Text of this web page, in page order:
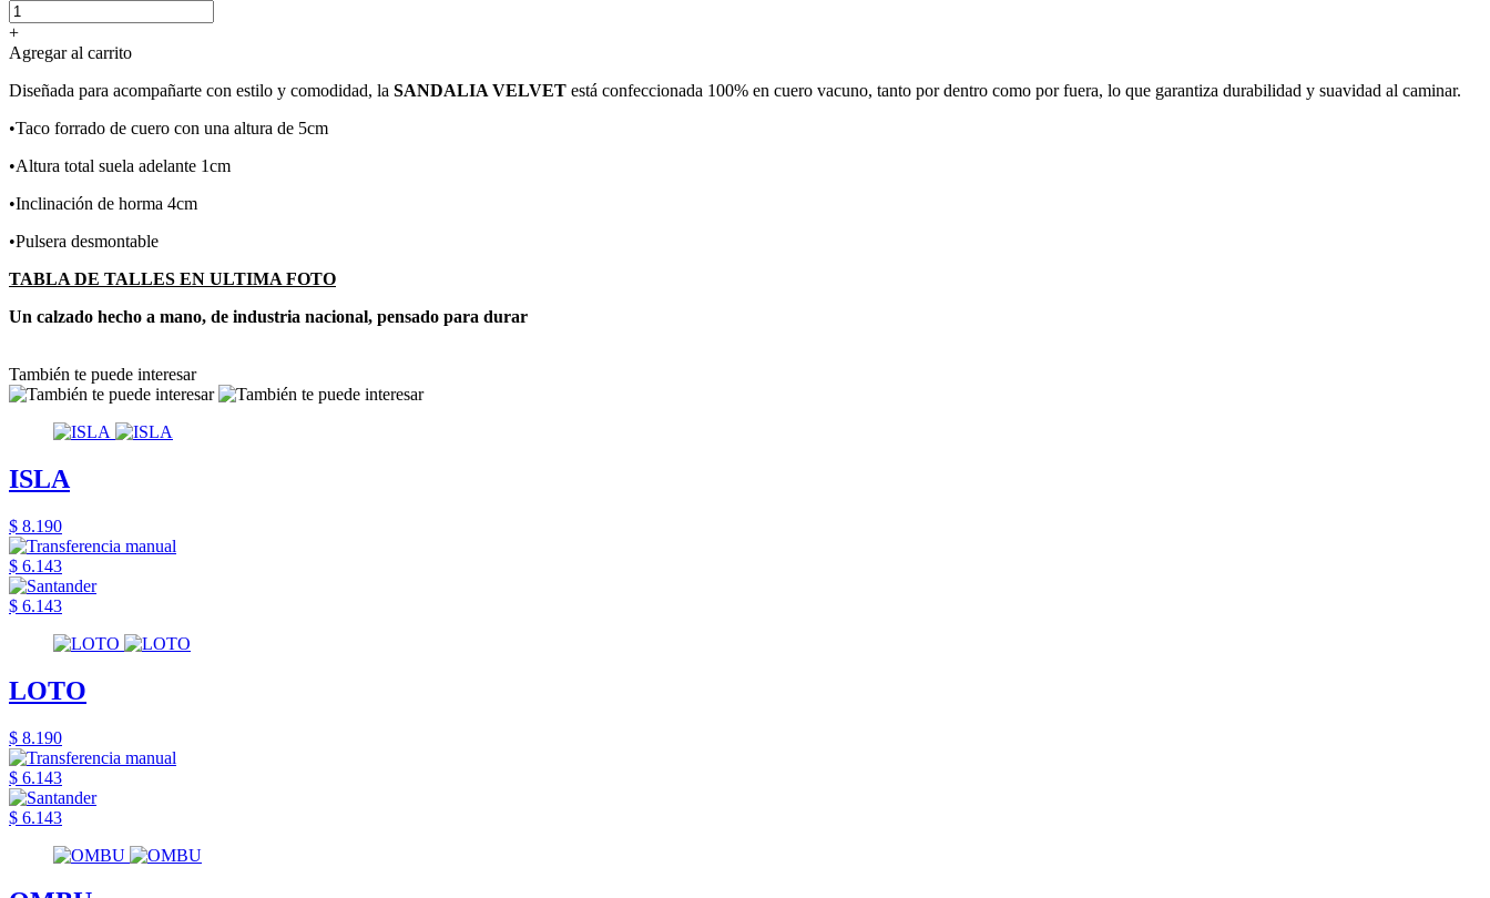
+
Agregar al carrito
Diseñada para acompañarte con estilo y comodidad, la SANDALIA VELVET está confeccionada 100% en cuero vacuno, tanto por dentro como por fuera, lo que garantiza durabilidad y suavidad al caminar.
•Taco forrado de cuero con una altura de 5cm
•Altura total suela adelante 1cm
•Inclinación de horma 4cm
•Pulsera desmontable
TABLA DE TALLES EN ULTIMA FOTO
Un calzado hecho a mano, de industria nacional, pensado para durar
También te puede interesar
ISLA
$ 8.190
$ 6.143
$ 6.143
LOTO
$ 8.190
$ 6.143
$ 6.143